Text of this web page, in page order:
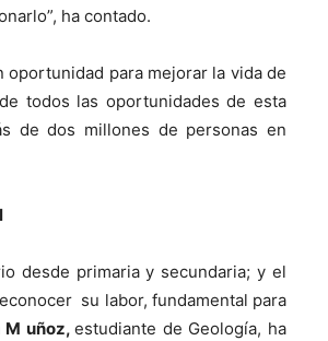
ha contado.
oportunidad para mejorar la vida de
todos las oportunidades de esta
de dos millones de personas en
desde primaria y secundaria; y el
su labor, fundamental para
M uñoz,estudiante de Geología, ha